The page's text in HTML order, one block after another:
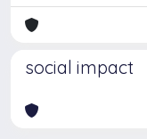
social impact